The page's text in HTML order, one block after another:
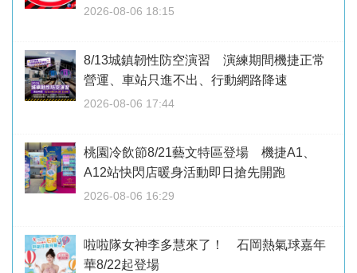
2026-08-06 18:15
8/13城鎮韌性防空演習 演練期間機捷正常
營運、車站只進不出、行動網路降速
2026-08-06 17:44
桃園冷飲節8/21藝文特區登場 機捷A1、
A12站快閃店暖身活動即日搶先開跑
2026-08-06 16:29
啦啦隊女神李多慧來了！ 石岡熱氣球嘉年
華8/22起登場